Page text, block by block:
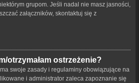
grupom. Jeśli nadal nie masz jasności,
załączników, skontaktuj się z
otrzymałam ostrzeżenie?
swoje zasady i regulaminy obowiązujące na
i administrator zaleca zapoznanie się